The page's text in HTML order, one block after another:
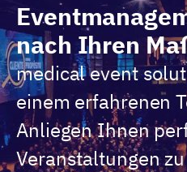
nach Ihren
medical event
einem erfahrenen
Anliegen Ihnen
Veranstaltungen